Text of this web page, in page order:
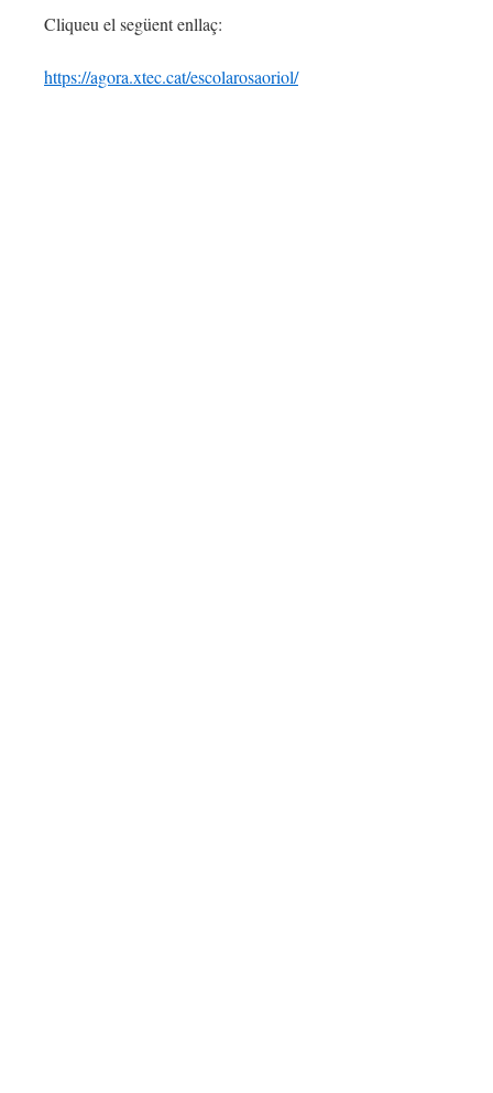
Cliqueu el següent enllaç:
https://agora.xtec.cat/escolarosaoriol/